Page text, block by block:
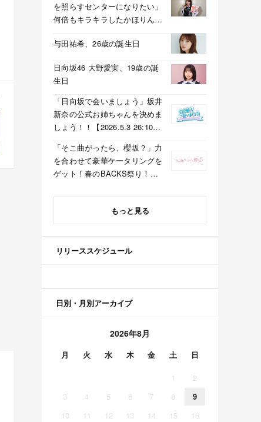
を照らすセンターになりたい」
何倍もキラキラしたかほりんが
与田祐希、26歳の誕生日
日向坂46 大野愛実、19歳の誕
生日
「日向坂で会いましょう」坂井
新奈の公式お姉ちゃんを決めま
しょう！！【2026.5.3 26:10〜
「そこ曲がったら、櫻坂？」力
を合わせて豪華ケータリングを
ゲット！春のBACKS祭り！
京】
もっと見る
リリーススケジュール
日別・月別アーカイブ
2026年8月
月 火 水 木 金 土 日
1
2
3
4 5 6 7 8
9
10
11 12 13 14 15
16